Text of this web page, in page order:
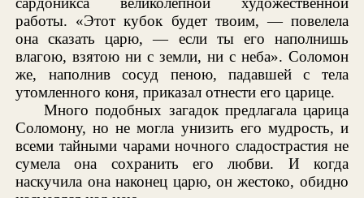
работы. «Этот кубок будет твоим, — повелела
она сказать царю, — если ты его наполнишь
влагою, взятою ни с земли, ни с неба». Соломон
же, наполнив сосуд пеною, падавшей с тела
утомленного коня, приказал отнести его царице.
Много подобных загадок предлагала царица
Соломону, но не могла унизить его мудрость, и
всеми тайными чарами ночного сладострастия не
сумела она сохранить его любви. И когда
наскучила она наконец царю, он жестоко, обидно